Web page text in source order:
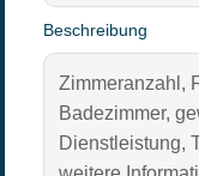
Beschreibung